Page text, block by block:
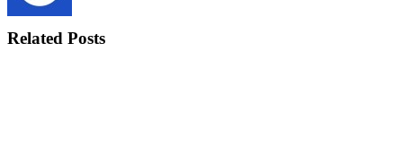
Related Posts